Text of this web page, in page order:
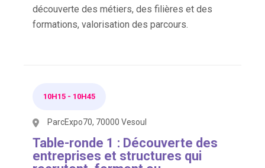
découverte des métiers, des filières et des
formations, valorisation des parcours.
10H15 - 10H45
ParcExpo70, 70000 Vesoul
Table-ronde 1 : Découverte des
entreprises et structures qui